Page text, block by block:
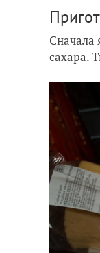
Сначала
сахара.